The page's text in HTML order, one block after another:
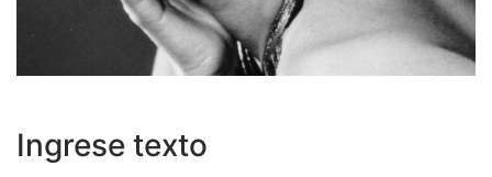
Ingrese texto